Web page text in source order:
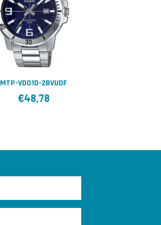
MTP-VD01D-2BVUDF
€48,78